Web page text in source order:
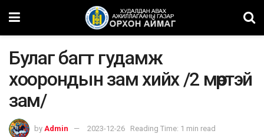
Булаг багт гудамж
хоорондын зам хийх /2 мөртэй
зам/
by Admin 2023-12-26 Reading Time: 1 min read